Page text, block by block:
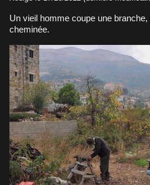
Un vieil homme coupe une
cheminée.